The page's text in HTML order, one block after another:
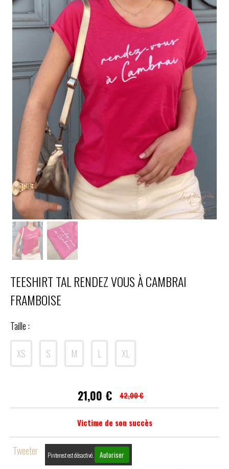
TEESHIRT TAL RENDEZ VOUS À CAMBRAI
FRAMBOISE
Taille :
XS S M L XL
21,00 € 42,00 €
Victime de son succès
Tweeter Pinterest est désactivé. Autoriser